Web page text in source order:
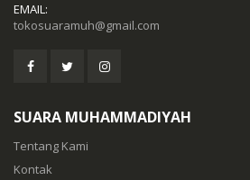
EMAIL:
tokosuaramuh@gmail.com
SUARA MUHAMMADIYAH
Tentang Kami
Kontak